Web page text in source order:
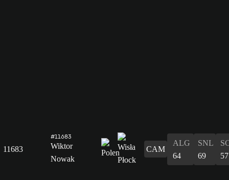
11683
#11683
Wiktor
Nowak
CAM
ALG
64
SNL
69
57